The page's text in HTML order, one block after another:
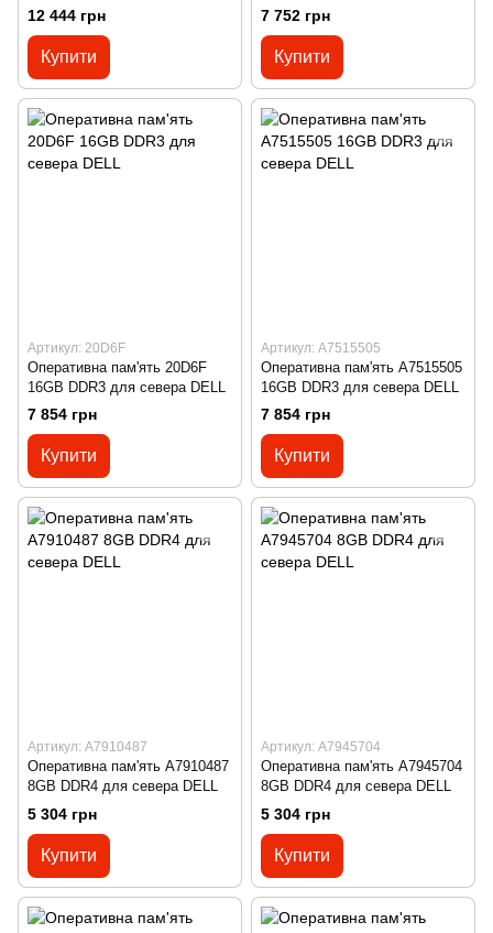
12 444 грн
Купити
7 752 грн
Купити
Артикул: 20D6F
Оперативна пам'ять 20D6F
16GB DDR3 для севера DELL
7 854 грн
Купити
Артикул: A7515505
Оперативна пам'ять A7515505
16GB DDR3 для севера DELL
7 854 грн
Купити
Артикул: A7910487
Оперативна пам'ять A7910487
8GB DDR4 для севера DELL
5 304 грн
Купити
Артикул: A7945704
Оперативна пам'ять A7945704
8GB DDR4 для севера DELL
5 304 грн
Купити